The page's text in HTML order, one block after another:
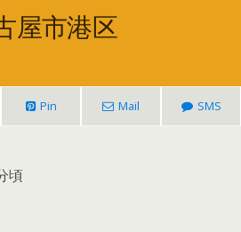
屋市港区
Pin Mail SMS
頃